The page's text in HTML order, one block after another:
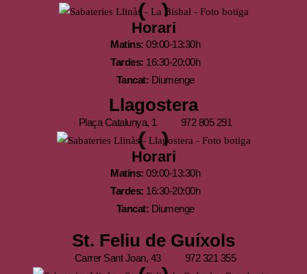
Horari
Matins: 09:00-13:30h
Tardes: 16:30-20:00h
Tancat: Diumenge
Llagostera
Plaça Catalunya, 1 972 805 291
Horari
Matins: 09:00-13:30h
Tardes: 16:30-20:00h
Tancat: Diumenge
St. Feliu de Guíxols
Carrer Sant Joan, 43 972 321 355